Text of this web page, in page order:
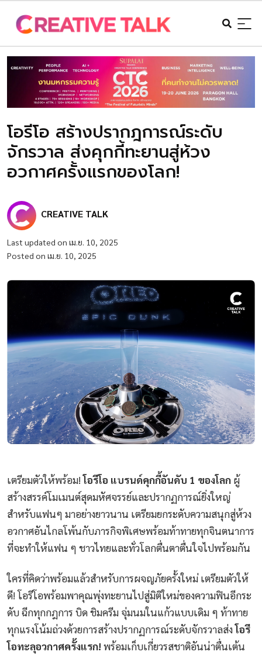
โอรีโอ สร้างปรากฎการณ์ระดับ
จักรวาล ส่งคุกกี้ทะยานสู่ห้วง
อวกาศครั้งแรกของโลก!
CREATIVE TALK
Last updated on เม.ย. 10, 2025
Posted on เม.ย. 10, 2025
เตรียมตัวให้พร้อม!โอรีโอ แบรนด์คุกกี้อันดับ 1 ของโลก ผู้
สร้างสรรค์โมเมนต์สุดมหัศจรรย์และปรากฏการณ์ยิ่งใหญ่
สำหรับแฟนๆ มาอย่างยาวนาน เตรียมยกระดับความสนุกสู่ห้วง
อวกาศอันไกลโพ้นกับภารกิจพิเศษพร้อมท้าทายทุกจินตนาการ
ที่จะทำให้แฟน ๆ ชาวไทยและทั่วโลกตื่นตาตื่นใจไปพร้อมกัน
ใครที่คิดว่าพร้อมแล้วสำหรับการผจญภัยครั้งใหม่ เตรียมตัวให้
ดี! โอรีโอพร้อมพาคุณพุ่งทะยานไปสู่มิติใหม่ของความฟินอีกระ
ดับ ฉีกทุกกฎการ บิด ชิมครีม จุ่มนมในแก้วแบบเดิม ๆ ท้าทาย
ทุกแรงโน้มถ่วงด้วยการสร้างปรากฏการณ์ระดับจักรวาลส่งโอรี
โอทะลุอวกาศครั้งแรก! พร้อมเก็บเกี่ยวรสชาติอันน่าตื่นเต้น